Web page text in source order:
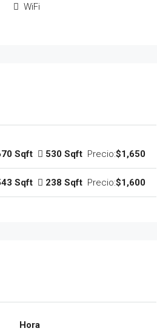
WiFi
Sqft 530 Sqft Precio:$1,650
Sqft 238 Sqft Precio:$1,600
Hora